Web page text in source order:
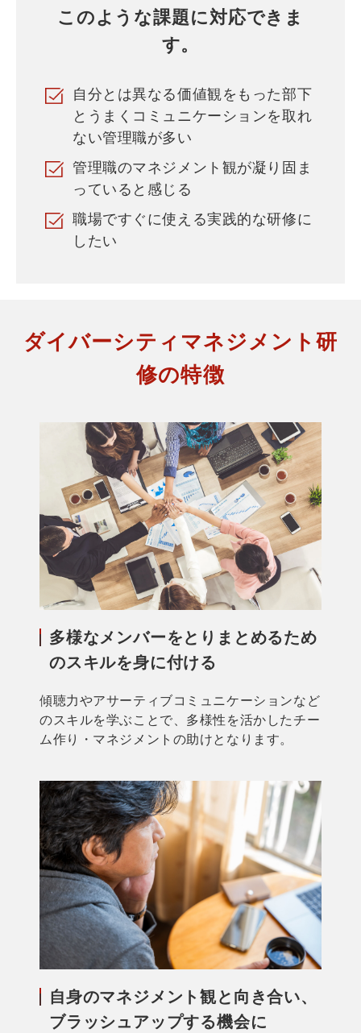
このような課題に対応できま
す。
自分とは異なる価値観をもった部下
とうまくコミュニケーションを取れ
ない管理職が多い
管理職のマネジメント観が凝り固ま
っていると感じる
職場ですぐに使える実践的な研修に
したい
ダイバーシティマネジメント研
修の特徴
多様なメンバーをとりまとめるため
のスキルを身に付ける
傾聴力やアサーティブコミュニケーションなど
のスキルを学ぶことで、多様性を活かしたチー
ム作り・マネジメントの助けとなります。
自身のマネジメント観と向き合い、
ブラッシュアップする機会に